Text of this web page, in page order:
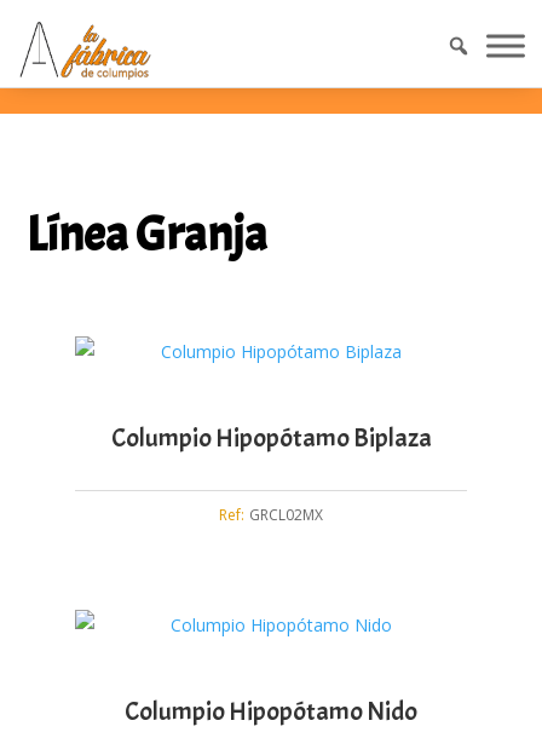
Línea Granja
Columpio Hipopótamo Biplaza
Ref: GRCL02MX
Columpio Hipopótamo Nido